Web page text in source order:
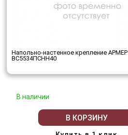
Напольно-настенное крепление АРМЕР
ВС5534ПСНН40
В наличии
В КОРЗИНУ